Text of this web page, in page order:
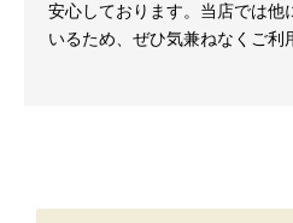
安心しております。当店では他
いるため、ぜひ気兼ねなくご利